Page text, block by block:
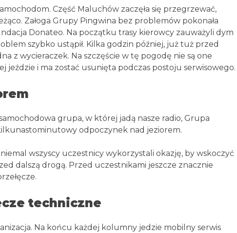
Część Maluchów zaczęła się przegrzewać,
Załoga Grupy Pingwina bez problemów pokonała
Donateo. Na początku trasy kierowcy zauważyli dym
szybko ustąpił. Kilka godzin później, już tuż przed
z wycieraczek. Na szczęście w tę pogodę nie są one
jeździe i ma zostać usunięta podczas postoju serwisowego.
grupa, w której jadą nasze radio, Grupa
odpoczynek nad jeziorem.
wszyscy uczestnicy wykorzystali okazję, by wskoczyć
dalszą drogą. Przed uczestnikami jeszcze znacznie
techniczne
Na końcu każdej kolumny jedzie mobilny serwis